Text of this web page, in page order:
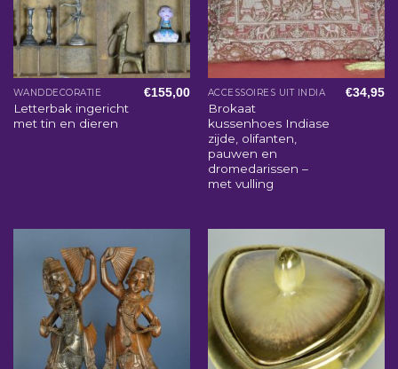
WANDDECORATIE
Letterbak ingericht
met tin en dieren
€155,00 ACCESSOIRES UIT INDIA
Brokaat
kussenhoes Indiase
zijde, olifanten,
pauwen en
dromedarissen –
met vulling
€34,95